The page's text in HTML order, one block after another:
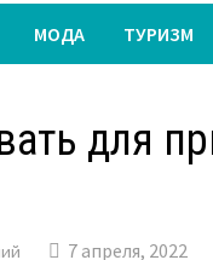
МОДА ТУРИЗМ
для
7 апреля, 2022